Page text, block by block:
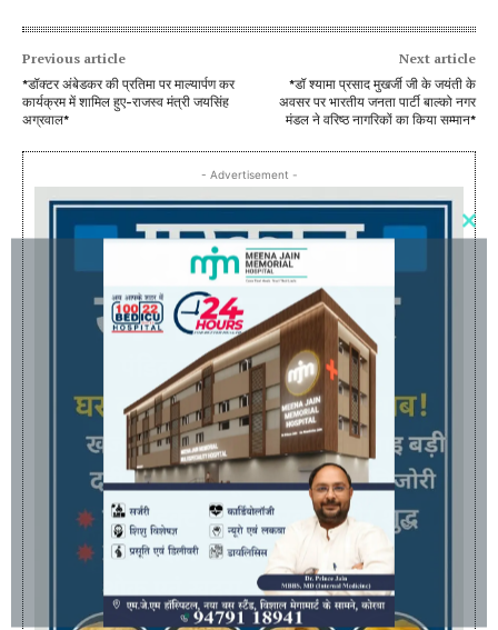
Previous article
*डॉक्टर अंबेडकर की प्रतिमा पर माल्यार्पण कर
कार्यक्रम में शामिल हुए-राजस्व मंत्री जयसिंह
अग्रवाल*
Next article
*डॉ श्यामा प्रसाद मुखर्जी जी के जयंती के
अवसर पर भारतीय जनता पार्टी बाल्को नगर
मंडल ने वरिष्ठ नागरिकों का किया सम्मान*
- Advertisement -